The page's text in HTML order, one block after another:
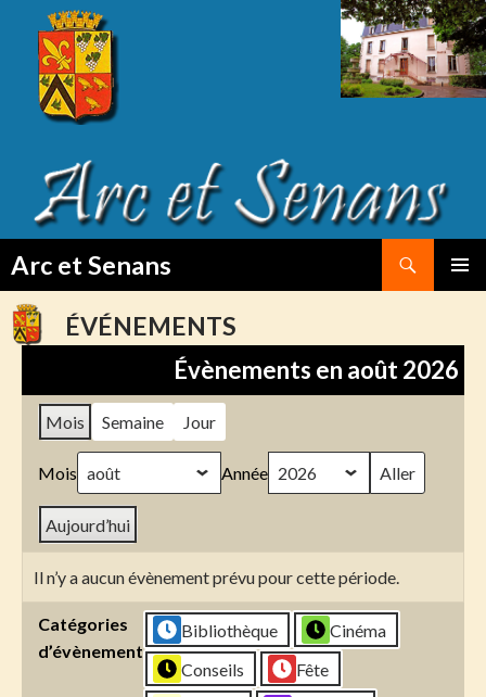
Arc et Senans
TO
CONTENTÉVÉNEMENTS
Évènements en août 2026
Mois Semaine Jour
Mois Année
Aujourd’hui
Il n’y a aucun évènement prévu pour cette période.
Catégories
d’évènement
Bibliothèque
Cinéma
Conseils
Fête